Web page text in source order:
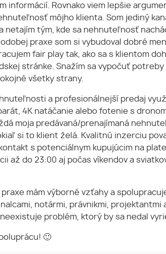
informácií. Rovnako viem lepšie
môjho klienta. Som jediný
netajím tým, kde sa nehnuteľnosť
praxe som si vybudoval dobré
fair play tak, ako sa s klientom
stránke. Snažím sa vypočuť
všetky strany.
a profesionálnejší predaj
4K natáčanie alebo fotenie s
moja predávaná/prenajímaná
si to klient želá. Kvalitnú inzerciu
s potenciálnym kupujúcim na
až do 23:00 aj počas víkendov a
mám výborné vzťahy a
notármi, právnikmi, projektantmi
problém, ktorý by sa nedal
🙂